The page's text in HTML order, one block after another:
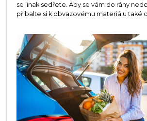
se jinak sedřete. Aby se vám do rány
přibalte si k obvazovému materiálu také